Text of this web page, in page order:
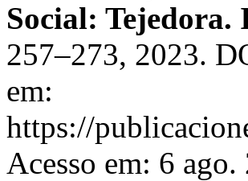
Social: Tejedora.
257–273, 2023.
em:
https://
Acesso em: 6 ago.